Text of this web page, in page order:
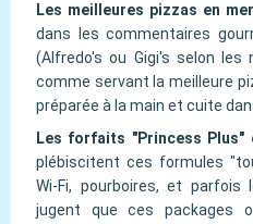
Les meilleures pizzas en mer
dans les commentaires
(Alfredo's ou Gigi's selon
comme servant la meilleure
préparée à la main et cuite
Les forfaits "Princess Plus"
plébiscitent ces formules
Wi-Fi, pourboires, et
jugent que ces packages